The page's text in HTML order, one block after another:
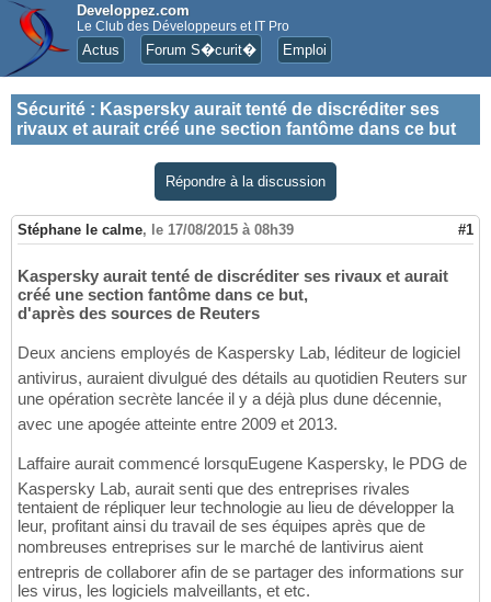
Developpez.com
Le Club des Développeurs et IT Pro
Actus Forum S�curit� Emploi
Sécurité : Kaspersky aurait tenté de discréditer ses
rivaux et aurait créé une section fantôme dans ce but
Répondre à la discussion
Stéphane le calme, le 17/08/2015 à 08h39 #1
Kaspersky aurait tenté de discréditer ses rivaux et aurait
créé une section fantôme dans ce but,
d'après des sources de Reuters
Deux anciens employés de Kaspersky Lab, léditeur de logiciel
antivirus, auraient divulgué des détails au quotidien Reuters sur
une opération secrète lancée il y a déjà plus dune décennie,
avec une apogée atteinte entre 2009 et 2013.
Laffaire aurait commencé lorsquEugene Kaspersky, le PDG de
Kaspersky Lab, aurait senti que des entreprises rivales
tentaient de répliquer leur technologie au lieu de développer la
leur, profitant ainsi du travail de ses équipes après que de
nombreuses entreprises sur le marché de lantivirus aient
entrepris de collaborer afin de se partager des informations sur
les virus, les logiciels malveillants, et etc.